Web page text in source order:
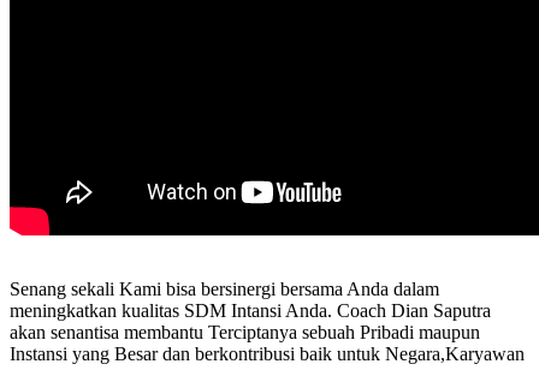
Senang sekali Kami bisa bersinergi bersama Anda dalam
meningkatkan kualitas SDM Intansi Anda. Coach Dian Saputra
akan senantisa membantu Terciptanya sebuah Pribadi maupun
Instansi yang Besar dan berkontribusi baik untuk Negara,Karyawan